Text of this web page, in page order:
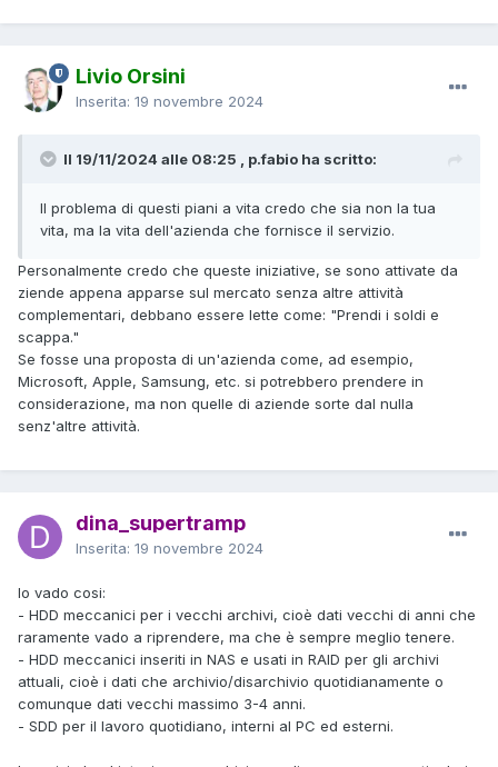
Livio Orsini
Inserita: 19 novembre 2024
Il 19/11/2024 alle 08:25 , p.fabio ha scritto:
Il problema di questi piani a vita credo che sia non la tua
vita, ma la vita dell'azienda che fornisce il servizio.
Personalmente credo che queste iniziative, se sono attivate da
ziende appena apparse sul mercato senza altre attività
complementari, debbano essere lette come: "Prendi i soldi e
scappa."
Se fosse una proposta di un'azienda come, ad esempio,
Microsoft, Apple, Samsung, etc. si potrebbero prendere in
considerazione, ma non quelle di aziende sorte dal nulla
senz'altre attività.
dina_supertramp
Inserita: 19 novembre 2024
Io vado cosi:
- HDD meccanici per i vecchi archivi, cioè dati vecchi di anni che
raramente vado a riprendere, ma che è sempre meglio tenere.
- HDD meccanici inseriti in NAS e usati in RAID per gli archivi
attuali, cioè i dati che archivio/disarchivio quotidianamente o
comunque dati vecchi massimo 3-4 anni.
- SDD per il lavoro quotidiano, interni al PC ed esterni.